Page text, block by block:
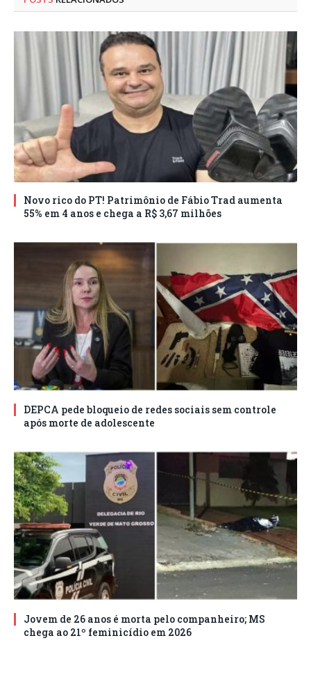
Novo rico do PT! Patrimônio de Fábio Trad aumenta
55% em 4 anos e chega a R$ 3,67 milhões
DEPCA pede bloqueio de redes sociais sem controle
após morte de adolescente
Jovem de 26 anos é morta pelo companheiro; MS
chega ao 21º feminicídio em 2026